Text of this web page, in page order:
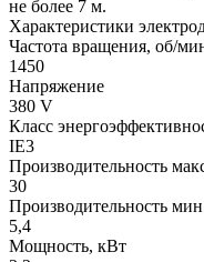
не более 7 м.
Характеристики
Частота вращения, об/
1450
Напряжение
380 V
Класс
IE3
Производительность
30
Производительность
5,4
Мощность, кВт